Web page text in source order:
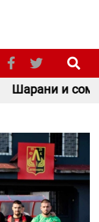
Пазарджишко: